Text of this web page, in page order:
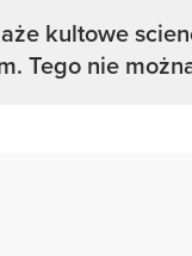
kultowe
Tego nie